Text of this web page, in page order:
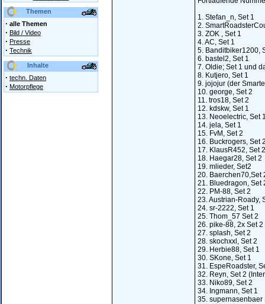
Themen
· alle Themen
· Bild / Video
· Presse
· Technik
Inhalte
· techn. Daten
· Motorpflege
1. Stefan_n, Set 1
2.
3. ZOK , Set 1
4. AC, Set 1
5. Banditbiker1200,
6. bastel2, Set 1
7. Oldie; Set 1 und
8. Kutjero, Set 1
9. jojojur (der
10. george, Set 2
11. tros18, Set 2
12. kdskw, Set 1
13. Neoelectric, Set
14. jela, Set 1
15. FvM, Set 2
16. Buckrogers, Set
17. KlausR452, Set 2
18. Haegar28, Set 2
19. mlieder, Set2
20. Baerchen70,Set
21. Bluedragon, Set
22. PM-88, Set 2
23. Austrian-Roady,
24. sr-2222, Set 1
25. Thom_57 Set 2
26. pike-88, 2x Set 2
27. splash, Set 2
28. skochxxl, Set 2
29. Herbie88, Set 1
30. SKone, Set 1
31. EspeRoadster,
32. Reyn, Set 2
33. Niko89, Set 2
34. Ingmann, Set 1
35. supernasenbaer